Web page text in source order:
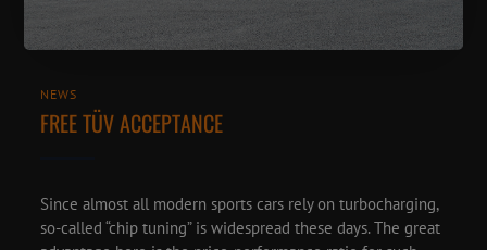
NEWS
FREE TÜV ACCEPTANCE
Since almost all modern sports cars rely on turbocharging,
so-called “chip tuning” is widespread these days. The great